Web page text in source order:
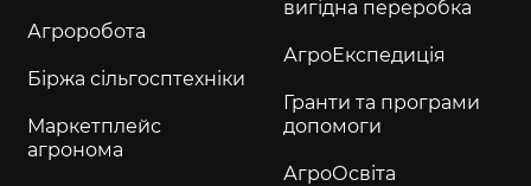
Агроробота
Біржа сільгосптехніки
Маркетплейс
агронома
вигідна переробка
АгроЕкспедиція
Гранти та програми
допомоги
АгроОсвіта